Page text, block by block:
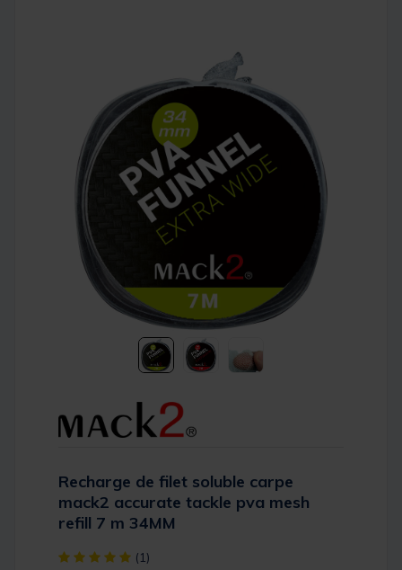
Recharge de filet soluble carpe
mack2 accurate tackle pva mesh
refill 7 m 34MM
[object Object] out of 5 Customer Rating
(1)